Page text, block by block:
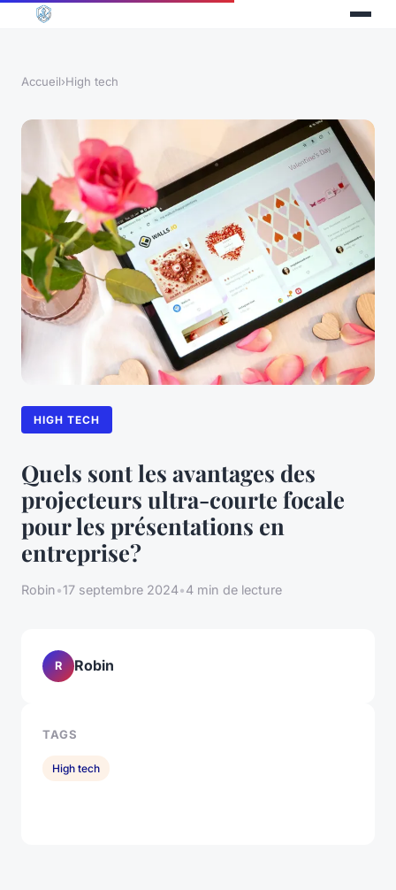
Accueil›High tech
HIGH TECH
Quels sont les avantages des
projecteurs ultra-courte focale
pour les présentations en
entreprise?
Robin•17 septembre 2024•4 min de lecture
R Robin
TAGS
High tech